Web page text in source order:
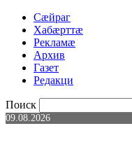
Сæйраг
Хабæрттæ
Рекламæ
Архив
Газет
Редакци
Поиск
09.08.2026